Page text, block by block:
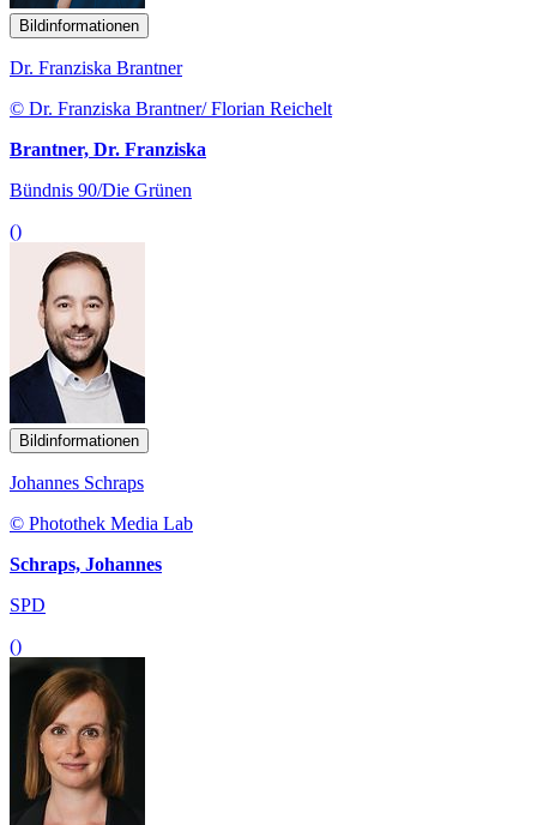
Bildinformationen
Dr. Franziska Brantner
© Dr. Franziska Brantner/ Florian Reichelt
Brantner, Dr. Franziska
Bündnis 90/Die Grünen
()
Bildinformationen
Johannes Schraps
© Photothek Media Lab
Schraps, Johannes
SPD
()